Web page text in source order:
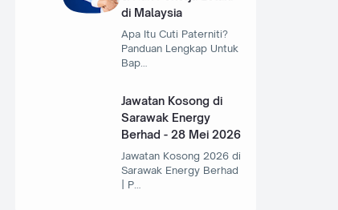
di Malaysia
Apa Itu Cuti Paterniti?
Panduan Lengkap Untuk
Bap…
Jawatan Kosong di
Sarawak Energy
Berhad - 28 Mei 2026
Jawatan Kosong 2026 di
Sarawak Energy Berhad
| P…